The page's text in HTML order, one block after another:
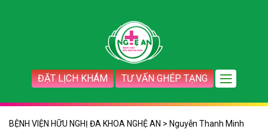
ĐẶT LỊCH KHÁM TƯ VẤN GHÉP TẠNG
BỆNH VIỆN HỮU NGHỊ ĐA KHOA NGHỆ AN > Nguyễn Thanh Minh